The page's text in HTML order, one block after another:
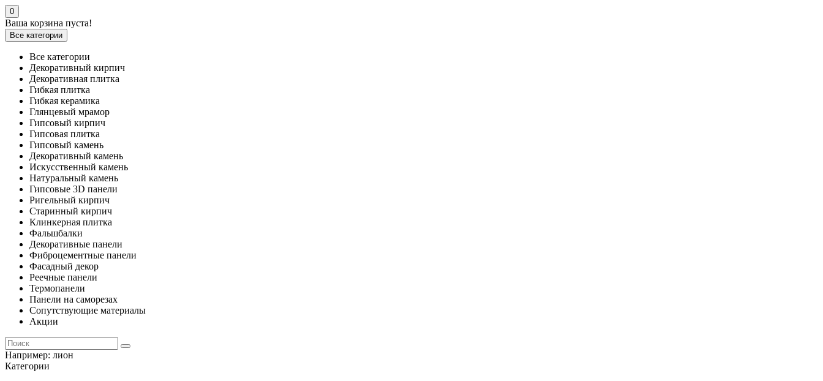
0
Ваша корзина пуста!
Все категории
Все категории
Декоративный кирпич
Декоративная плитка
Гибкая плитка
Гибкая керамика
Глянцевый мрамор
Гипсовый кирпич
Гипсовая плитка
Гипсовый камень
Декоративный камень
Искусственный камень
Натуральный камень
Гипсовые 3D панели
Ригельный кирпич
Старинный кирпич
Клинкерная плитка
Фальшбалки
Декоративные панели
Фиброцементные панели
Фасадный декор
Реечные панели
Термопанели
Панели на саморезах
Сопутствующие материалы
Акции
Например: лион
Категории